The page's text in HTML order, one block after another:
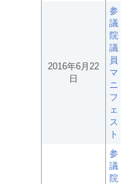
2016年6月22
日
参
議
院
議
員
マ
ニ
フ
ェ
ス
ト
参
議
院